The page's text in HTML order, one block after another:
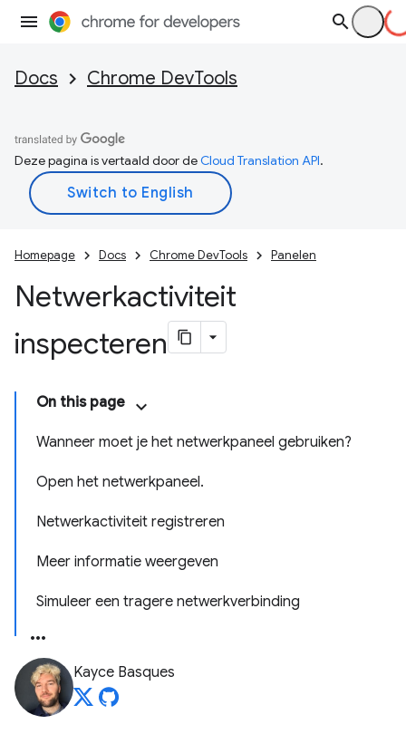
Docs Chrome DevTools
Deze pagina is vertaald door deCloud Translation API.
Homepage Docs Chrome DevTools Panelen
Netwerkactiviteit
inspecteren
On this page
Wanneer moet je het netwerkpaneel gebruiken?
Open het netwerkpaneel.
Netwerkactiviteit registreren
Meer informatie weergeven
Simuleer een tragere netwerkverbinding
Kayce Basques